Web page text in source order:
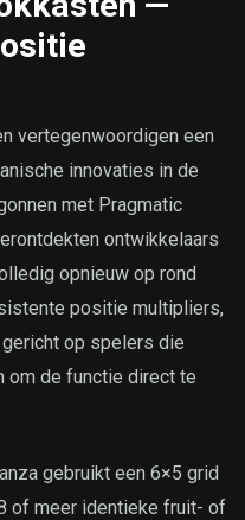
vertegenwoordigen een
innovaties in de
met Pragmatic
ontwikkelaars
opnieuw op rond
positie multipliers,
op spelers die
om de functie direct te
gebruikt een 6×5 grid
of meer identieke fruit- of